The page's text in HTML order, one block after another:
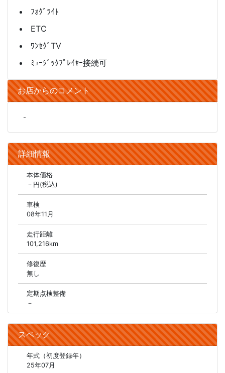
ﾌｫｸﾞﾗｲﾄ
ETC
ﾜﾝｾｸﾞTV
ﾐｭｰｼﾞｯｸﾌﾟﾚｲﾔｰ接続可
お店からのコメント
-
詳細情報
本体価格
－円(税込)
車検
08年11月
走行距離
101,216km
修復歴
無し
定期点検整備
－
スペック
年式（初度登録年）
25年07月